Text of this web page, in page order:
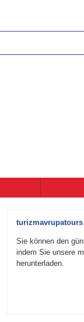
Sie können den
indem Sie unsere
herunterladen.